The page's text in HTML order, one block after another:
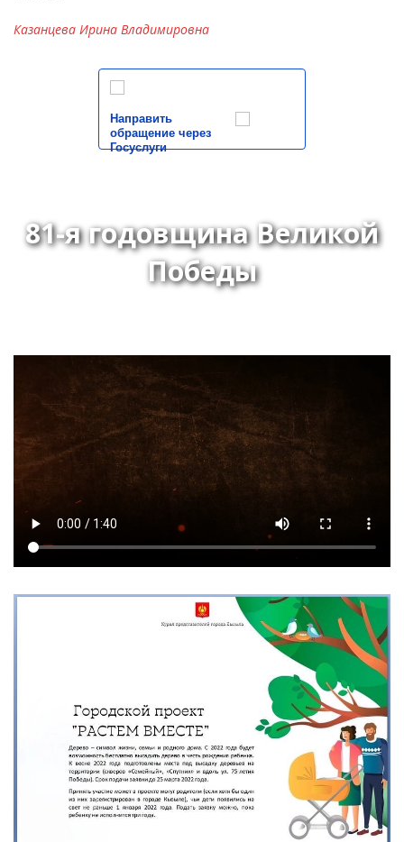
Казанцева Ирина Владимировна
Направить
обращение через
Госуслуги
81-я годовщина Великой
Победы